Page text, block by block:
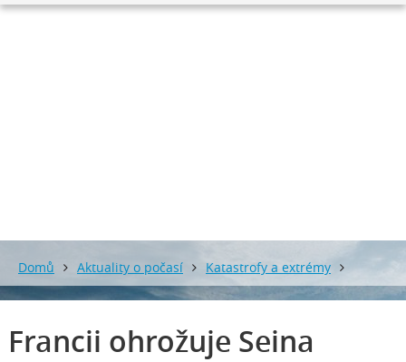
Domů Aktuality o počasí Katastrofy a extrémy
Francii ohrožuje Seina
Francii ohrožuje Seina